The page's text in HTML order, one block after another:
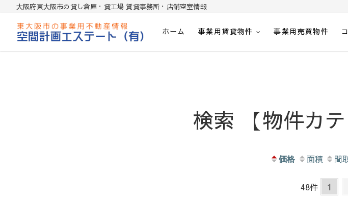
大阪府東大阪市の貸し倉庫・貸工場 賃貸事務所・店舗空室情報
東大阪貸倉庫・貸し工場・賃貸事務所・空室一覧・空間計画エス
ホーム 事業用賃貸物件 事業用売買物件
検索 【物件カ
価格 面積 間
48件 1